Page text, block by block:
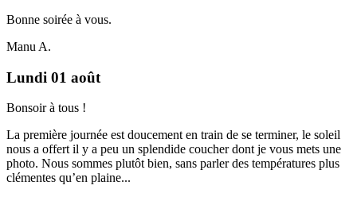
Bonne soirée à vous.
Manu A.
Lundi 01 août
Bonsoir à tous !
La première journée est doucement en train de se terminer, le soleil
nous a offert il y a peu un splendide coucher dont je vous mets une
photo. Nous sommes plutôt bien, sans parler des températures plus
clémentes qu’en plaine...